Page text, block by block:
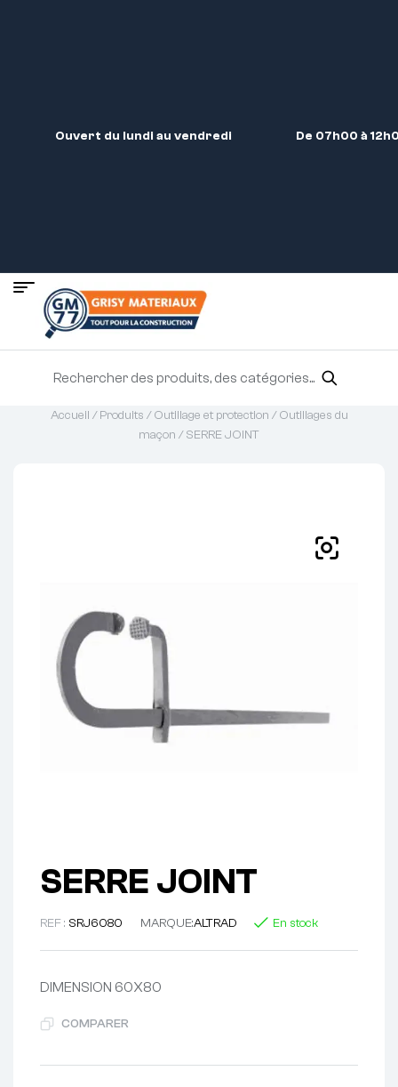
Ouvert du lundi au vendredi De 07h00 à
Accueil /Produits /Outillage et protection /Outillages du
maçon / SERRE JOINT
SERRE JOINT
REF : SRJ6080 MARQUE:ALTRAD En stock
DIMENSION 60X80
COMPARER